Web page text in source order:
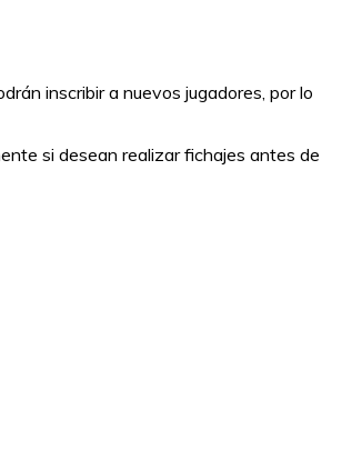
inscribir a nuevos jugadores, por lo
si desean realizar fichajes antes de